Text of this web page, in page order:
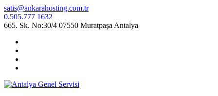
satis@ankarahosting.com.tr
0.505.777 1632
665. Sk. No:30/4 07550 Muratpaşa Antalya